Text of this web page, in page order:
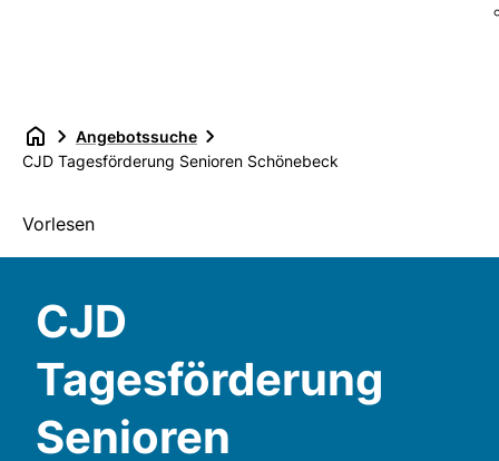
Angebotssuche
CJD Tagesförderung Senioren Schönebeck
Vorlesen
CJD
Tagesförderung
Senioren